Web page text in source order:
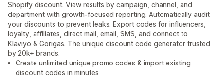
Shopify discount. View results by campaign, channel, and
department with growth-focused reporting. Automatically audit
your discounts to prevent leaks. Export codes for influencers,
loyalty, affiliates, direct mail, email, SMS, and connect to
Klaviyo & Gorigas. The unique discount code generator trusted
by 20k+ brands.
Create unlimited unique promo codes & import existing
discount codes in minutes